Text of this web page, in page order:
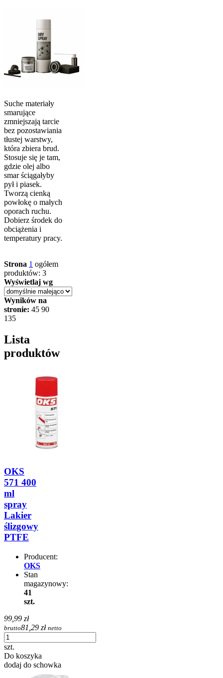
Suche materiały
smarujące
zmniejszają tarcie
bez pozostawiania
tłustej warstwy,
która zbiera brud.
Stosuje się je tam,
gdzie olej albo
smar ściągałyby
pył i piasek.
Tworzą cienką
powłokę o małych
oporach ruchu.
Dobierz środek do
obciążenia i
temperatury pracy.
Strona 1 ogółem
produktów: 3
Wyświetlaj wg
Wyników na
stronie: 45 90
135
Lista
produktów
OKS
571 400
ml
spray
Lakier
ślizgowy
PTFE
Producent:
OKS
Stan
magazynowy:
41
szt.
99,99 zł
brutto81,29 zł netto
szt.
Do koszyka
dodaj do schowka